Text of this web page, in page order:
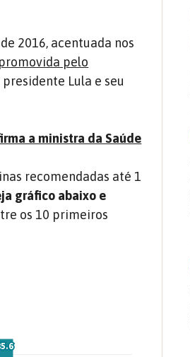
2016, acentuada nos
pelo
Lula e seu
a ministra da Saúde
recomendadas até 1
gráfico abaixo e
os 10 primeiros